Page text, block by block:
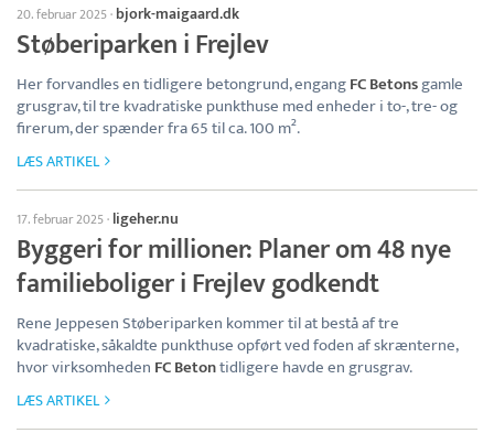
20. februar 2025· bjork-maigaard.dk
Støberiparken i Frejlev
Her forvandles en tidligere betongrund, engangFC Betonsgamle
grusgrav, til tre kvadratiske punkthuse med enheder i to-, tre- og
firerum, der spænder fra 65 til ca. 100 m².
LÆS ARTIKEL
17. februar 2025· ligeher.nu
Byggeri for millioner: Planer om 48 nye
familieboliger i Frejlev godkendt
Rene Jeppesen Støberiparken kommer til at bestå af tre
kvadratiske, såkaldte punkthuse opført ved foden af skrænterne,
hvor virksomheden FC Betontidligere havde en grusgrav.
LÆS ARTIKEL